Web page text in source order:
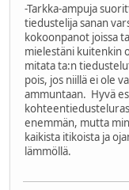
-Tarkka-ampuja
tiedustelija sanan
kokoonpanot joissa
mielestäni kuitenkin
mitata ta:n
pois, jos niillä ei ole
ammuntaan. Hyvä
enemmän, mutta
kaikista itikoista ja
lämmöllä.